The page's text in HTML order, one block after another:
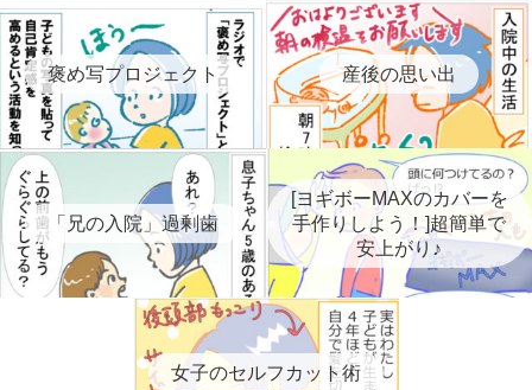
褒め写プロジェクト 産後の思い出
「兄の入院」過剰歯
[ヨギボーMAXのカバーを
手作りしよう！]超簡単で
安上がり♪
女子のセルフカット術